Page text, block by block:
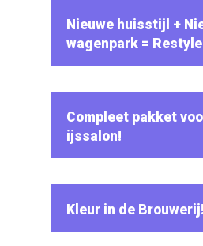
Nieuwe huisstijl +
wagenpark =
Compleet pakket
ijssalon!
Kleur in de Brouwerij!